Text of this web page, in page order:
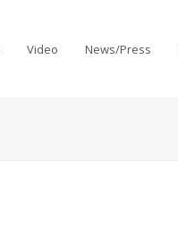
Video News/Press